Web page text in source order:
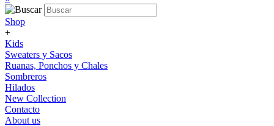
Shop
+
Kids
Sweaters y Sacos
Ruanas, Ponchos y Chales
Sombreros
Hilados
New Collection
Contacto
About us